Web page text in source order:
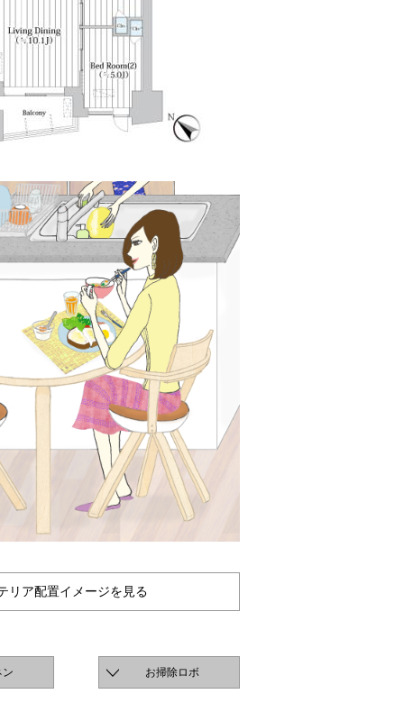
リア配置イメージを見る
ン お掃除ロボ